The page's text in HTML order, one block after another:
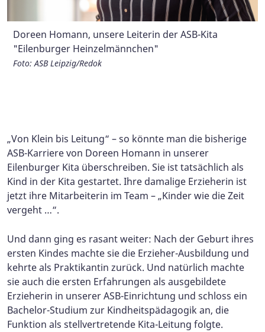
Doreen Homann, unsere Leiterin der ASB-Kita
"Eilenburger Heinzelmännchen"
Foto: ASB Leipzig/Redok
Feierliche Schlüsselübergabe nach der Bauphase
durch Ralf Scheler, Oberbürgermeister der Stadt
Eilenburg, und ASB-Geschäftsführerin Anna Naumann
Grundsteinlegung für den Erweiterungsbau am 4. Mai
2022 - ein großes Abenteuer für die Kita-Kinder als
"Baustellenexperten"
Mit einem schönen Kinderfest kann der
Erweiterungsbau eingeweiht werden.
Foto: ASB Leipzig
Geschäftsführerin Anna Naumann kommt regelmäßig
zu Besuch in die Kita.
Auf Veranstaltungen wie dem Stadtfest präsentiert
sich der ASB gern der Eilenburger Bevölkerung.
Foto: ASB Leipzig
Im Februar 2021 verabschiedet sich die langjährige
„Von Klein bis Leitung“ – so könnte man die bisherige
ASB-Karriere von Doreen Homann in unserer
Eilenburger Kita überschreiben. Sie ist tatsächlich als
Kind in der Kita gestartet. Ihre damalige Erzieherin ist
jetzt ihre Mitarbeiterin im Team – „Kinder wie die Zeit
vergeht …“.
Und dann ging es rasant weiter: Nach der Geburt ihres
ersten Kindes machte sie die Erzieher-Ausbildung und
kehrte als Praktikantin zurück. Und natürlich machte
sie auch die ersten Erfahrungen als ausgebildete
Erzieherin in unserer ASB-Einrichtung und schloss ein
Bachelor-Studium zur Kindheitspädagogik an, die
Funktion als stellvertretende Kita-Leitung folgte.